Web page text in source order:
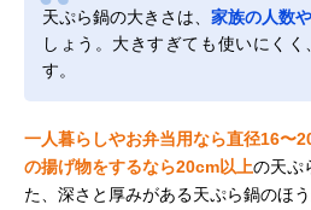
天ぷら鍋の大きさは、 家族の人数
しょう。大きすぎても使いにく
す。
一人暮らしやお弁当用なら直径16〜
の揚げ物をするなら20cm以上の天ぷ
た、深さと厚みがある天ぷら鍋のほ